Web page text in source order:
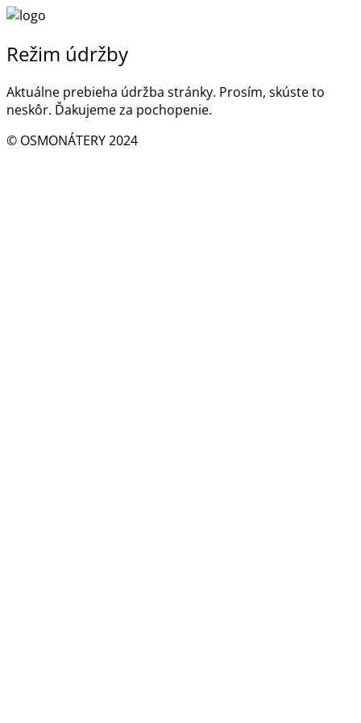
Režim údržby
Aktuálne prebieha údržba stránky. Prosím, skúste to
neskôr. Ďakujeme za pochopenie.
© OSMONÁTERY 2024